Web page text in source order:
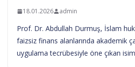
18.01.2026 admin
Prof. Dr. Abdullah Durmuş, İslam
faizsiz finans alanlarında akademik
uygulama tecrübesiyle öne çıkan